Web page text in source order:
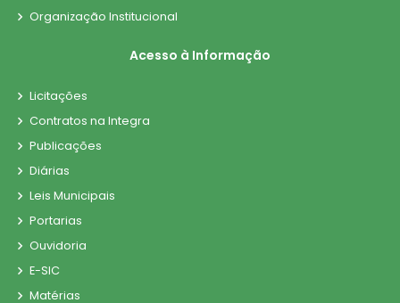
Organização Institucional
Acesso à Informação
Licitações
Contratos na Integra
Publicações
Diárias
Leis Municipais
Portarias
Ouvidoria
E-SIC
Matérias